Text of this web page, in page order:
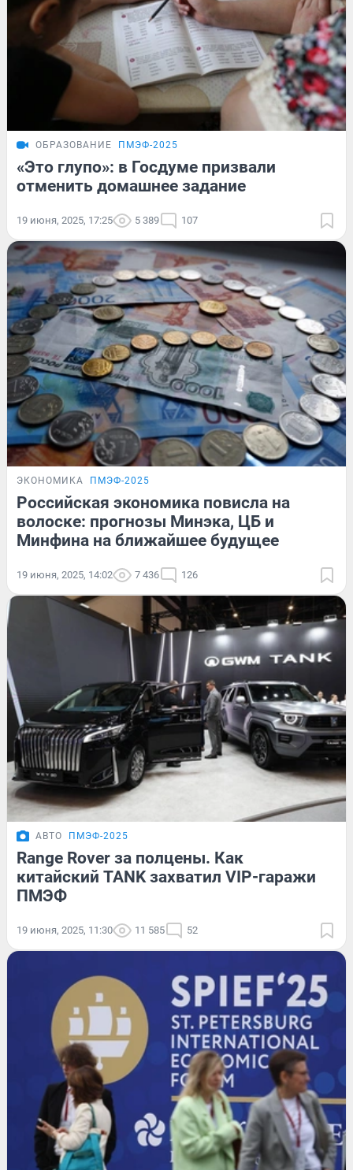
ОБРАЗОВАНИЕ ПМЭФ-2025
«Это глупо»: в Госдуме призвали
отменить домашнее задание
19 июня, 2025, 17:25 5 389 107
ЭКОНОМИКА ПМЭФ-2025
Российская экономика повисла на
волоске: прогнозы Минэка, ЦБ и
Минфина на ближайшее будущее
19 июня, 2025, 14:02 7 436 126
АВТО ПМЭФ-2025
Range Rover за полцены. Как
китайский TANK захватил VIP-гаражи
ПМЭФ
19 июня, 2025, 11:30 11 585 52